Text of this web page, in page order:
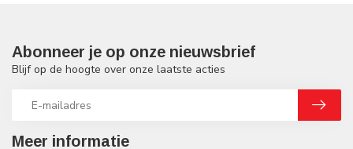
Meer informatie
Abonneer je op onze nieuwsbrief
Blijf op de hoogte over onze laatste acties